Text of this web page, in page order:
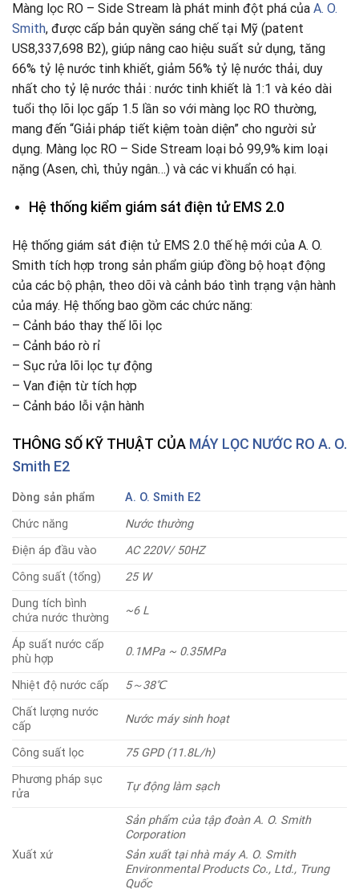
Màng lọc RO – Side Stream là phát minh đột phá của A. O.
Smith, được cấp bản quyền sáng chế tại Mỹ (patent
US8,337,698 B2), giúp nâng cao hiệu suất sử dụng, tăng
66% tỷ lệ nước tinh khiết, giảm 56% tỷ lệ nước thải, duy
nhất cho tỷ lệ nước thải : nước tinh khiết là 1:1 và kéo dài
tuổi thọ lõi lọc gấp 1.5 lần so với màng lọc RO thường,
mang đến “Giải pháp tiết kiệm toàn diện” cho người sử
dụng. Màng lọc RO – Side Stream loại bỏ 99,9% kim loại
nặng (Asen, chì, thủy ngân…) và các vi khuẩn có hại.
Hệ thống kiểm giám sát điện tử EMS 2.0
Hệ thống giám sát điện tử EMS 2.0 thế hệ mới của A. O.
Smith tích hợp trong sản phẩm giúp đồng bộ hoạt động
của các bộ phận, theo dõi và cảnh báo tình trạng vận hành
của máy. Hệ thống bao gồm các chức năng:
– Cảnh báo thay thế lõi lọc
– Cảnh báo rò rỉ
– Sục rửa lõi lọc tự động
– Van điện từ tích hợp
– Cảnh báo lỗi vận hành
THÔNG SỐ KỸ THUẬT CỦA MÁY LỌC NƯỚC RO A. O.
Smith E2
Dòng sản phẩm
A. O. Smith E2
Chức năng
Nước thường
Điện áp đầu vào
AC 220V/ 50HZ
Công suất (tổng)
25 W
Dung tích bình
chứa nước thường
~6 L
Áp suất nước cấp
phù hợp
0.1MPa ~ 0.35MPa
Nhiệt độ nước cấp 5～38℃
Chất lượng nước
cấp
Nước máy sinh hoạt
Công suất lọc
75 GPD (11.8L/h)
Phương pháp sục
rửa
Tự động làm sạch
Xuất xứ
Sản phẩm của tập đoàn A. O. Smith
Corporation
Sản xuất tại nhà máy A. O. Smith
Environmental Products Co., Ltd., Trung
Quốc